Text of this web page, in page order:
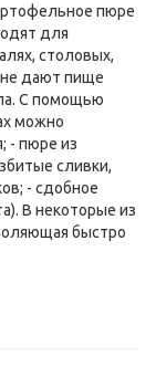
пюре
для
столовых,
не дают пище
С помощью
можно
- пюре из
сливки,
- сдобное
В некоторые из
быстро